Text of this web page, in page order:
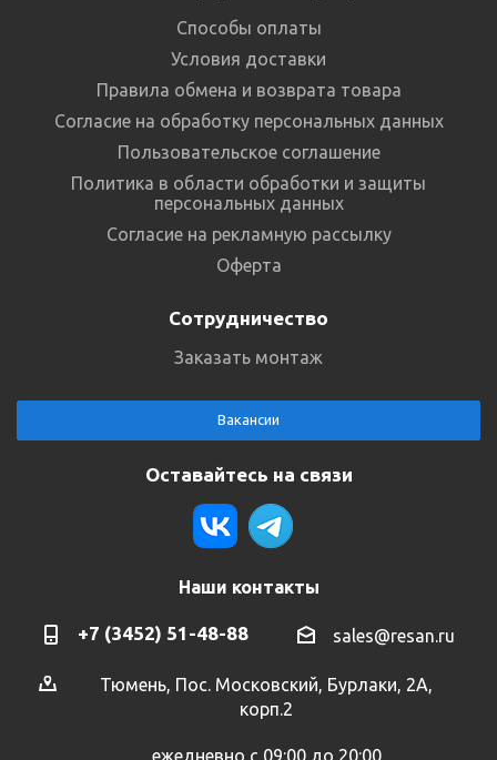
Способы оплаты
Условия доставки
Правила обмена и возврата товара
Согласие на обработку персональных данных
Пользовательское соглашение
Политика в области обработки и защиты
персональных данных
Согласие на рекламную рассылку
Оферта
Сотрудничество
Заказать монтаж
Вакансии
Оставайтесь на связи
Наши контакты
+7 (3452) 51-48-88 sales@resan.ru
Тюмень, Пос. Московский, Бурлаки, 2А,
корп.2
ежедневно с 09:00 до 20:00